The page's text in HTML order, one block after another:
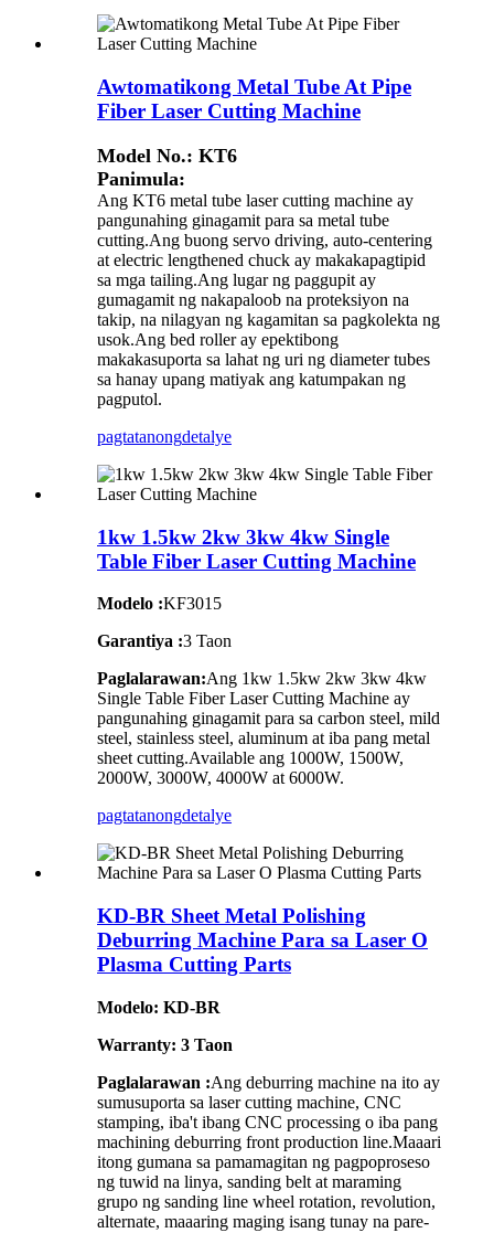
Awtomatikong Metal Tube At Pipe
Fiber Laser Cutting Machine
Model No.: KT6
Panimula:
Ang KT6 metal tube laser cutting machine ay
pangunahing ginagamit para sa metal tube
cutting.Ang buong servo driving, auto-centering
at electric lengthened chuck ay makakapagtipid
sa mga tailing.Ang lugar ng paggupit ay
gumagamit ng nakapaloob na proteksiyon na
takip, na nilagyan ng kagamitan sa pagkolekta ng
usok.Ang bed roller ay epektibong
makakasuporta sa lahat ng uri ng diameter tubes
sa hanay upang matiyak ang katumpakan ng
pagputol.
pagtatanongdetalye
1kw 1.5kw 2kw 3kw 4kw Single
Table Fiber Laser Cutting Machine
Modelo :KF3015
Garantiya :3 Taon
Paglalarawan:Ang 1kw 1.5kw 2kw 3kw 4kw
Single Table Fiber Laser Cutting Machine ay
pangunahing ginagamit para sa carbon steel, mild
steel, stainless steel, aluminum at iba pang metal
sheet cutting.Available ang 1000W, 1500W,
2000W, 3000W, 4000W at 6000W.
pagtatanongdetalye
KD-BR Sheet Metal Polishing
Deburring Machine Para sa Laser O
Plasma Cutting Parts
Modelo: KD-BR
Warranty: 3 Taon
Paglalarawan :Ang deburring machine na ito ay
sumusuporta sa laser cutting machine, CNC
stamping, iba't ibang CNC processing o iba pang
machining deburring front production line.Maaari
itong gumana sa pamamagitan ng pagpoproseso
ng tuwid na linya, sanding belt at maraming
grupo ng sanding line wheel rotation, revolution,
alternate, maaaring maging isang tunay na pare-